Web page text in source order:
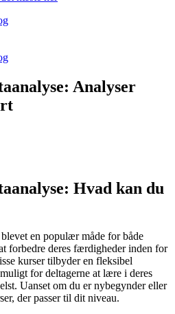
Analyser
Hvad kan du
en populær måde for både
forbedre deres færdigheder inden for
kurser tilbyder en fleksibel
for deltagerne at lære i deres
Uanset om du er nybegynder eller
der passer til dit niveau.